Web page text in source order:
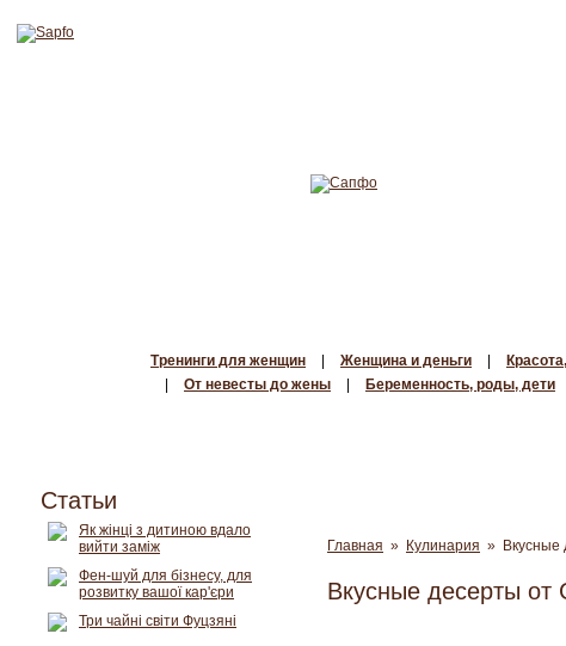
Тренинги для женщин Женщина и деньги
От невесты до жены Беременность, роды, дети
Главная » Кулинария » Вкусные
Вкусные десерты от
Статьи
Як жінці з дитиною вдало
вийти заміж
Фен-шуй для бізнесу, для
розвитку вашої кар'єри
Три чайні світи Фуцзяні